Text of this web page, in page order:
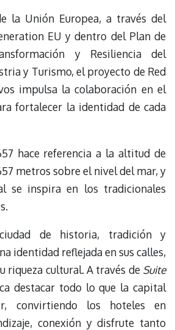
la Unión Europea, a través del
EU y dentro del Plan de
y Resiliencia del
y Turismo, el proyecto de Red
impulsa la colaboración en el
fortalecer la identidad de cada
hace referencia a la altitud de
metros sobre el nivel del mar, y
se inspira en los tradicionales
de historia, tradición y
identidad reflejada en sus calles,
riqueza cultural. A través de Suite
destacar todo lo que la capital
convirtiendo los hoteles en
conexión y disfrute tanto